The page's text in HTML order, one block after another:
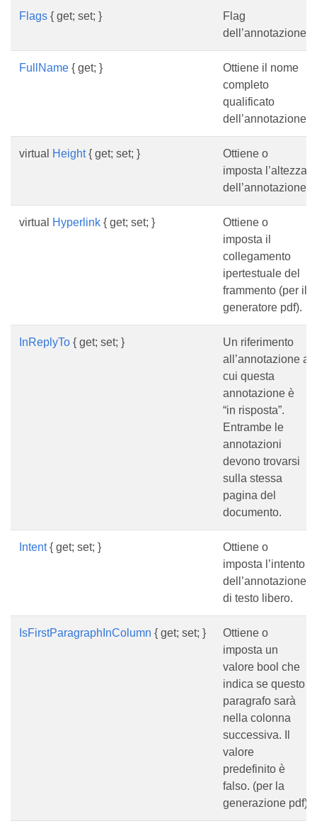
Flags { get; set; }
Flag
dell’annotazione.
FullName { get; }
Ottiene il nome
completo
qualificato
dell’annotazione.
virtual Height{ get; set; }
Ottiene o
imposta l’altezza
dell’annotazione.
virtual Hyperlink { get; set; }
Ottiene o
imposta il
collegamento
ipertestuale del
frammento (per il
generatore pdf).
InReplyTo { get; set; }
Un riferimento
all’annotazione a
cui questa
annotazione è
“in risposta”.
Entrambe le
annotazioni
devono trovarsi
sulla stessa
pagina del
documento.
Intent{ get; set; }
Ottiene o
imposta l’intento
dell’annotazione
di testo libero.
IsFirstParagraphInColumn { get; set; }
Ottiene o
imposta un
valore bool che
indica se questo
paragrafo sarà
nella colonna
successiva. Il
valore
predefinito è
falso. (per la
generazione pdf)